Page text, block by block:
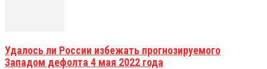
Удалось ли России избежать прогнозируемого
Западом дефолта 4 мая 2022 года